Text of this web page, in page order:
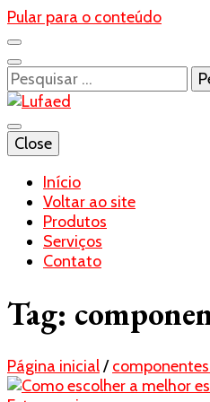
Pular para o conteúdo
Pesquisar
por:
Lufaed
Blog- Lufaed
Close
Início
Voltar ao site
Produtos
Serviços
Contato
Tag:
Página inicial/